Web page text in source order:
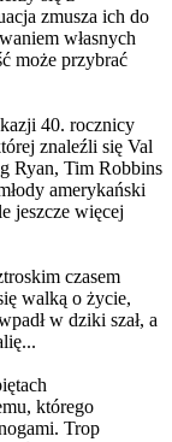
zmusza ich do
własnych
może przybrać
40. rocznicy
znaleźli się Val
Ryan, Tim Robbins
amerykański
jeszcze więcej
czasem
walką o życie,
w dziki szał, a
którego
Trop